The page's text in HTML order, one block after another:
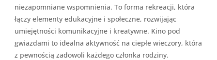
niezapomniane wspomnienia. To forma rekreacji, która
łączy elementy edukacyjne i społeczne, rozwijając
umiejętności komunikacyjne i kreatywne. Kino pod
gwiazdami to idealna aktywność na ciepłe wieczory, która
z pewnością zadowoli każdego członka rodziny.